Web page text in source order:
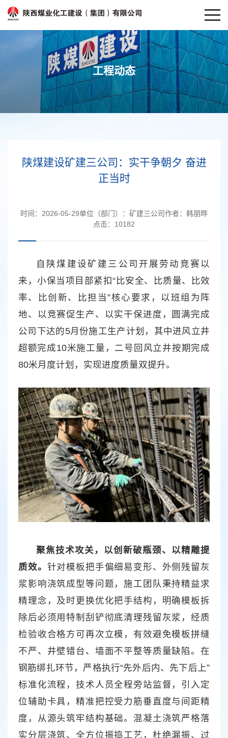
工程动态
陕煤建设矿建三公司：实干争朝夕 奋进
正当时
时间： 2026-05-29单位（部门）： 矿建三公司作者： 韩朋晔
点击： 10182
自陕煤建设矿建三公司开展劳动竞赛以
来，小保当项目部紧扣“比安全、比质量、比效
率、比创新、比担当”核心要求，以班组为阵
地、以竞赛促生产、以实干保进度，圆满完成
公司下达的5月份施工生产计划，其中进风立井
超额完成10米施工量，二号回风立井按期完成
80米月度计划，实现进度质量双提升。
聚焦技术攻关，以创新破瓶颈、以精雕提
质效。 针对模板把手偏细易变形、外侧残留灰
浆影响浇筑成型等问题，施工团队秉持精益求
精理念，及时更换优化把手结构，明确模板拆
除后必须用特制刮铲彻底清理残留灰浆，经质
检验收合格方可再次立模，有效避免模板拼缝
不严、井壁错台、墙面不平整等质量缺陷。在
钢筋绑扎环节，严格执行“先外后内、先下后上”
标准化流程，技术人员全程旁站监督，引入定
位辅助卡具，精准把控受力筋垂直度与间距精
度，从源头筑牢结构基础。混凝土浇筑严格落
实分层浇筑、全方位振捣工艺，杜绝漏振、过